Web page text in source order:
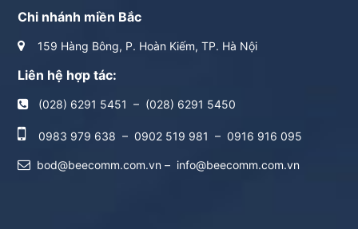
Chi nhánh miền Bắc
159 Hàng Bông, P. Hoàn Kiếm, TP. Hà Nội
Liên hệ hợp tác:
(028) 6291 5451 – (028) 6291 5450
0983 979 638 – 0902 519 981 – 0916 916 095
bod@beecomm.com.vn – info@beecomm.com.vn